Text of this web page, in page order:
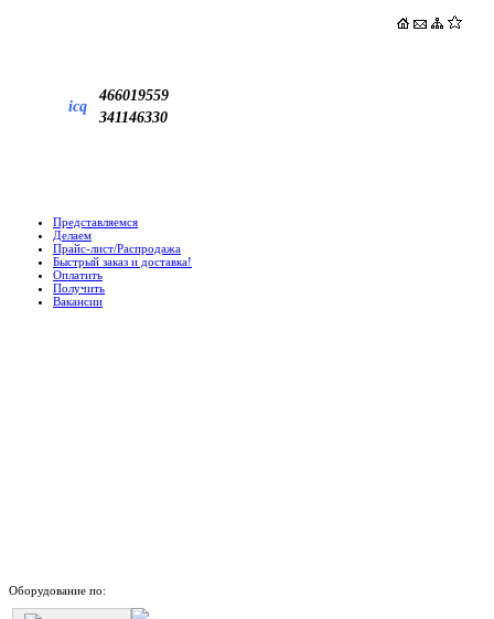
icq
466019559
341146330
Представляемся
Делаем
Прайс-лист/Распродажа
Быстрый заказ и доставка!
Оплатить
Получить
Вакансии
Оборудование по: